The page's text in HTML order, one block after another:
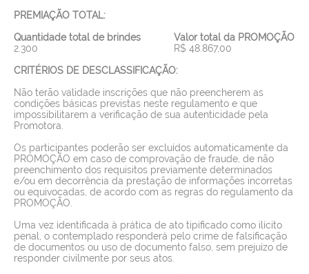
PREMIAÇÃO TOTAL:
Quantidade total de brindes
Valor total da PROMOÇÃO
2.300
R$ 48.867,00
CRITÉRIOS DE DESCLASSIFICAÇÃO:
Não terão validade inscrições que não preencherem as
condições básicas previstas neste regulamento e que
impossibilitarem a verificação de sua autenticidade pela
Promotora.
Os participantes poderão ser excluídos automaticamente da
PROMOÇÃO em caso de comprovação de fraude, de não
preenchimento dos requisitos previamente determinados
e/ou em decorrência da prestação de informações incorretas
ou equivocadas, de acordo com as regras do regulamento da
PROMOÇÃO.
Uma vez identificada à prática de ato tipificado como ilícito
penal, o contemplado responderá pelo crime de falsificação
de documentos ou uso de documento falso, sem prejuízo de
responder civilmente por seus atos.